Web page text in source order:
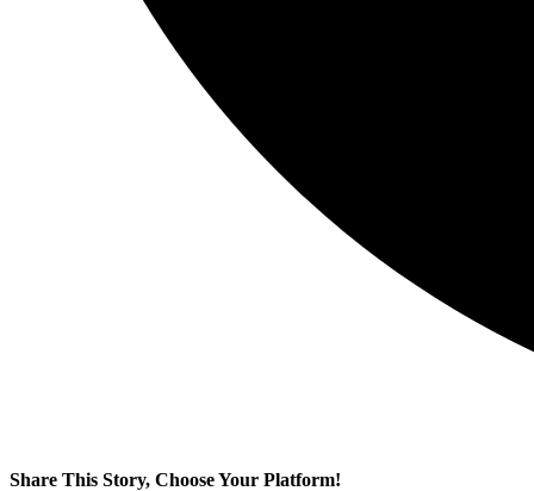
Share This Story, Choose Your Platform!